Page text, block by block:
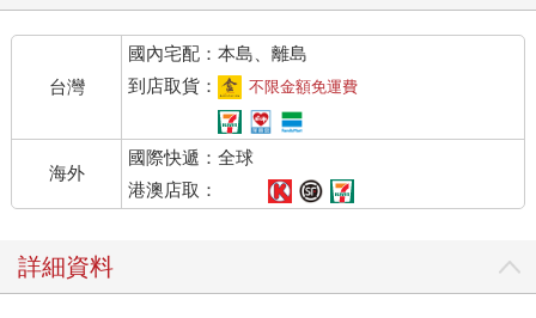
台灣
國內宅配：本島、離島
到店取貨：
不限金額免運費
海外
國際快遞：全球
港澳店取：
詳細資料